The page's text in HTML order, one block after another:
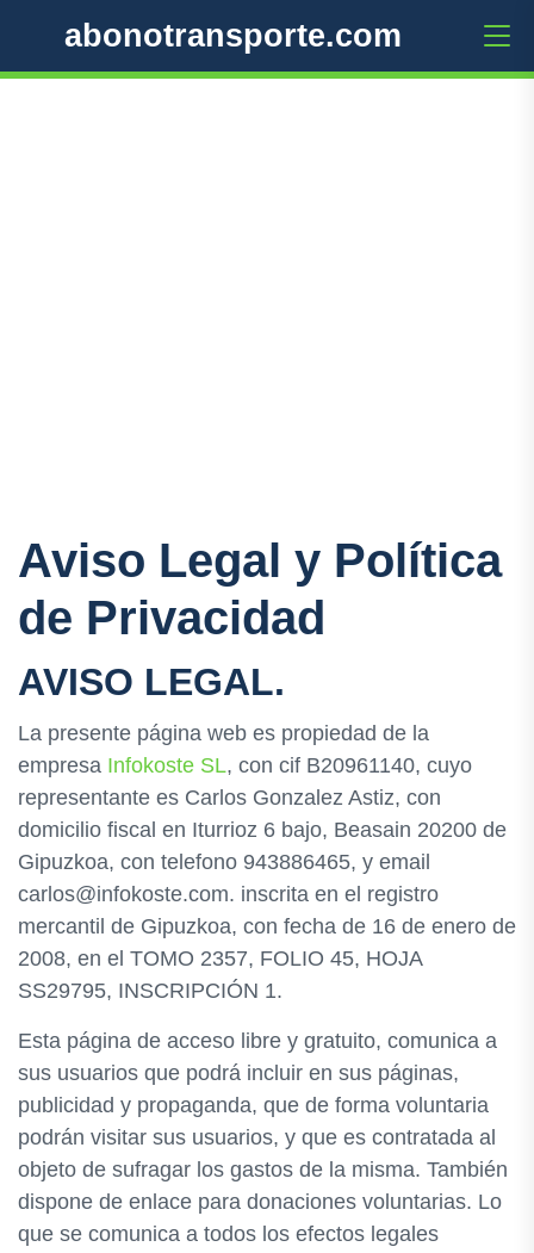
abonotransporte.com
Aviso Legal y Política
de Privacidad
AVISO LEGAL.
La presente página web es propiedad de la
empresa Infokoste SL, con cif B20961140, cuyo
representante es Carlos Gonzalez Astiz, con
domicilio fiscal en Iturrioz 6 bajo, Beasain 20200 de
Gipuzkoa, con telefono 943886465, y email
carlos@infokoste.com. inscrita en el registro
mercantil de Gipuzkoa, con fecha de 16 de enero de
2008, en el TOMO 2357, FOLIO 45, HOJA
SS29795, INSCRIPCIÓN 1.
Esta página de acceso libre y gratuito, comunica a
sus usuarios que podrá incluir en sus páginas,
publicidad y propaganda, que de forma voluntaria
podrán visitar sus usuarios, y que es contratada al
objeto de sufragar los gastos de la misma. También
dispone de enlace para donaciones voluntarias. Lo
que se comunica a todos los efectos legales